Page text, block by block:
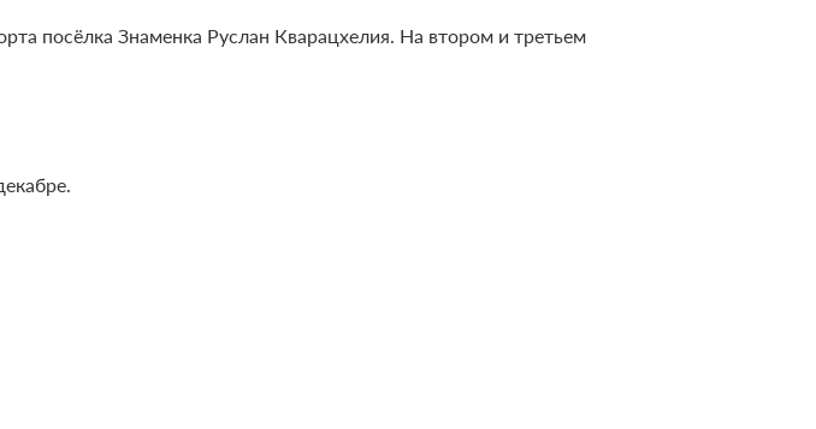
посёлка Знаменка Руслан Кварацхелия. На втором и третьем